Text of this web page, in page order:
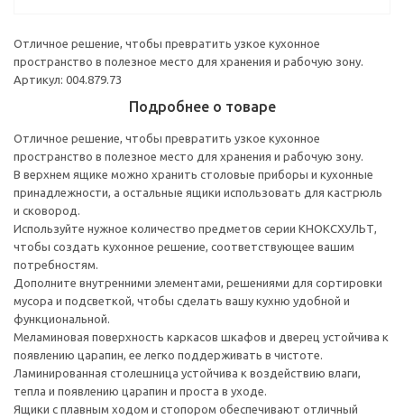
Отличное решение, чтобы превратить узкое кухонное
пространство в полезное место для хранения и рабочую зону.
Артикул: 004.879.73
Подробнее о товаре
Отличное решение, чтобы превратить узкое кухонное
пространство в полезное место для хранения и рабочую зону.
В верхнем ящике можно хранить столовые приборы и кухонные
принадлежности, а остальные ящики использовать для кастрюль
и сковород.
Используйте нужное количество предметов серии КНОКСХУЛЬТ,
чтобы создать кухонное решение, соответствующее вашим
потребностям.
Дополните внутренними элементами, решениями для сортировки
мусора и подсветкой, чтобы сделать вашу кухню удобной и
функциональной.
Меламиновая поверхность каркасов шкафов и дверец устойчива к
появлению царапин, ее легко поддерживать в чистоте.
Ламинированная столешница устойчива к воздействию влаги,
тепла и появлению царапин и проста в уходе.
Ящики с плавным ходом и стопором обеспечивают отличный